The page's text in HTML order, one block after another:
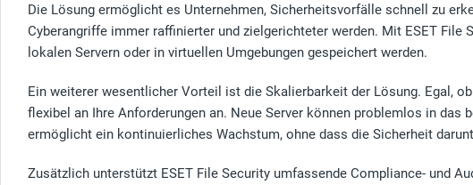
Die Lösung ermöglicht es Unternehmen, Sicherheitsvorfälle schnell zu
Cyberangriffe immer raffinierter und zielgerichteter werden. Mit ESET
lokalen Servern oder in virtuellen Umgebungen gespeichert werden.
Ein weiterer wesentlicher Vorteil ist die Skalierbarkeit der Lösung. Egal,
flexibel an Ihre Anforderungen an. Neue Server können problemlos in
ermöglicht ein kontinuierliches Wachstum, ohne dass die Sicherheit
Zusätzlich unterstützt ESET File Security umfassende Compliance- und